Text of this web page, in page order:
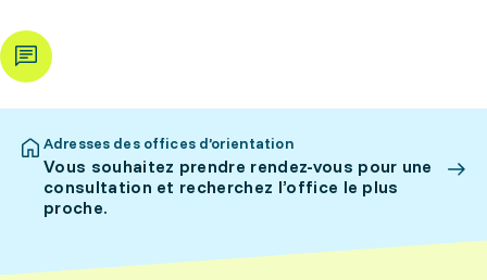
Adresses des offices d’orientation
Vous souhaitez prendre rendez-vous pour une
consultation et recherchez l’office le plus
proche.